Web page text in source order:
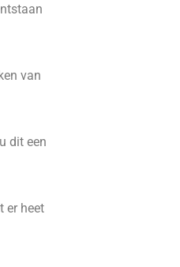
van
dit een
er heet